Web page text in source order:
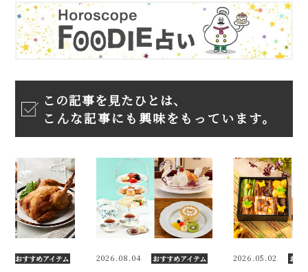
この記事を見たひとは、
こんな記事にも興味をもっています。
おすすめアイテム 2026.05.02 おすすめアイテム 2025.12.01 おす